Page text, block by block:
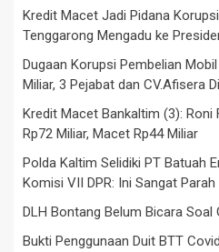
Kredit Macet Jadi Pidana
Tenggarong Mengadu ke
Dugaan Korupsi Pembelian
Miliar, 3 Pejabat dan CV.Afisera
Kredit Macet Bankaltim (3):
Rp72 Miliar, Macet Rp44 Miliar
Polda Kaltim Selidiki PT Batuah
Komisi VII DPR: Ini Sangat Parah
DLH Bontang Belum Bicara Soal
Bukti Penggunaan Duit BTT